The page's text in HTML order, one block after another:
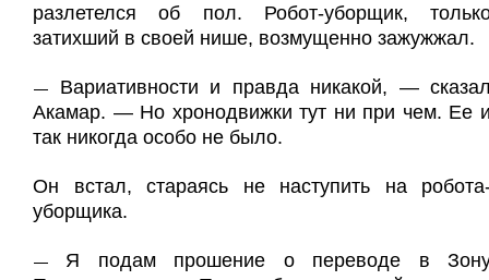
разлетелся об пол. Робот-уборщик,
затихший в своей нише, возмущенно зажужжал.
— Вариативности и правда никакой, —
Акамар. — Но хронодвижки тут ни при чем. Ее
так никогда особо не было.
Он встал, стараясь не наступить на
уборщика.
— Я подам прошение о переводе в